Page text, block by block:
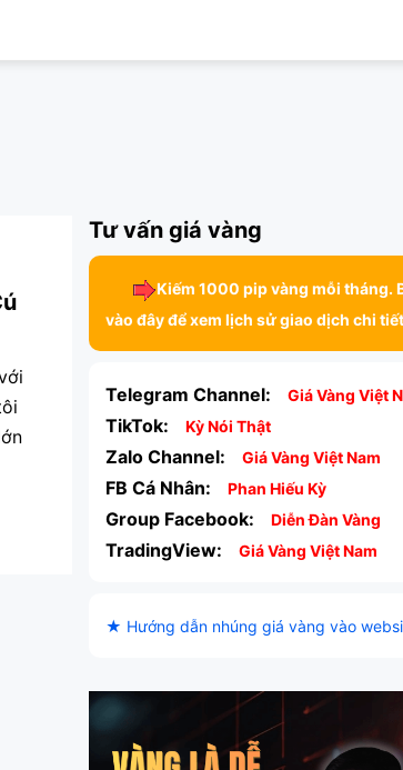
Tư vấn giá vàng
Kiếm 1000 pip vàng mỗi tháng.
vào đây để xem lịch sử giao dịch chi tiết
Telegram Channel: Giá Vàng Việt
TikTok: Kỳ Nói Thật
Zalo Channel: Giá Vàng Việt Nam
FB Cá Nhân: Phan Hiếu Kỳ
Group Facebook: Diễn Đàn Vàng
TradingView: Giá Vàng Việt Nam
★ Hướng dẫn nhúng giá vàng vào